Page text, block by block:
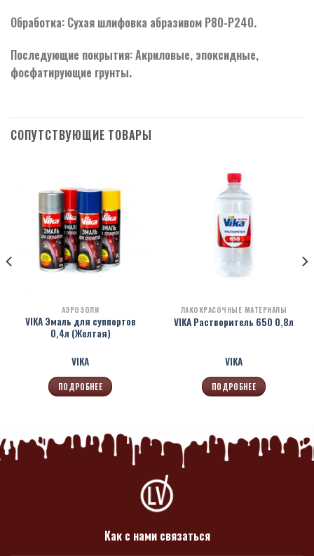
Обработка: Сухая шлифовка абразивом Р80-Р240.
Последующие покрытия: Акриловые, эпоксидные,
фосфатирующие грунты.
СОПУТСТВУЮЩИЕ ТОВАРЫ
АЭРОЗОЛИ
VIKA Эмаль для суппортов
0,4л (Желтая)
VIKA
ПОДРОБНЕЕ
ЛАКОКРАСОЧНЫЕ МАТЕРИАЛЫ
VIKA Растворитель 650 0,8л
VIKA
ПОДРОБНЕЕ
Как с нами связаться